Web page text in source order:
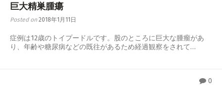
巨大精巣腫瘍
Posted on 2018年1月11日
症例は12歳のトイプードルです。股のところに巨大な腫瘤があ
り、年齢や糖尿病などの既往があるため経過観察をされて…
0